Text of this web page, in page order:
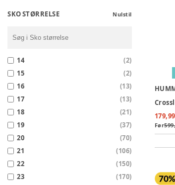
SKO STØRRELSE Nulstil
14 (2)
15
(2)
16
(13)
17
(13)
18
(21)
19
(37)
20
(70)
21
(106)
22
(150)
23
(170)
Før